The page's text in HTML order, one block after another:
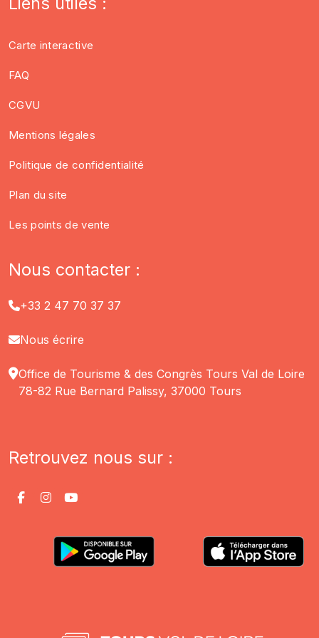
Carte interactive
FAQ
CGVU
Mentions légales
Politique de confidentialité
Plan du site
Les points de vente
Nous contacter :
+33 2 47 70 37 37
Nous écrire
Office de Tourisme & des Congrès Tours Val de Loire
78-82 Rue Bernard Palissy, 37000 Tours
Retrouvez nous sur :